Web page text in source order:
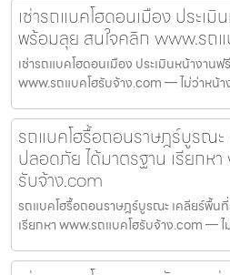
เช่ารถแบคโฮดอนเมือง ประเ
พร้อมลุย สนใจคลิก www.รถ
เช่ารถแบคโฮดอนเมือง ประเมินหน้างาน
www.รถแบคโฮรับจ้าง.com — ไม่ว่าหน้า
รถแบคโฮรื้อถอนราษฎร์บูรณะ
ปลอดภัย ได้มาตรฐาน เรียกห
รับจ้าง.com
รถแบคโฮรื้อถอนราษฎร์บูรณะ เคลียร์พื้น
เรียกหา www.รถแบคโฮรับจ้าง.com —